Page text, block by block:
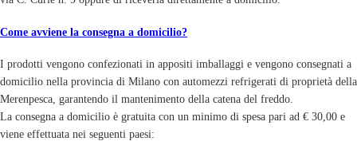
Come avviene la consegna a domicilio?
I prodotti vengono confezionati in appositi imballaggi e vengono consegnati a
domicilio nella provincia di Milano con automezzi refrigerati di proprietà della
Merenpesca, garantendo il mantenimento della catena del freddo.
La consegna a domicilio è gratuita con un minimo di spesa pari ad € 30,00 e
viene effettuata nei seguenti paesi: